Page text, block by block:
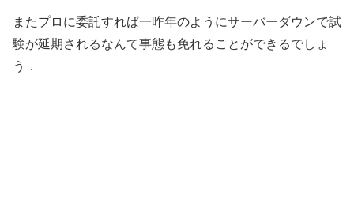
またプロに委託すれば一昨年のようにサーバーダウンで試
験が延期されるなんて事態も免れることができるでしょ
う．